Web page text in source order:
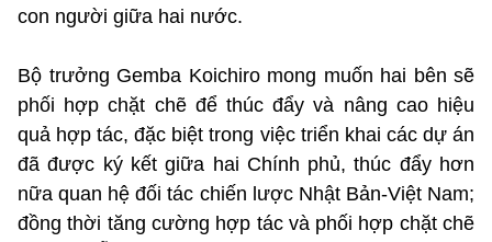
con người giữa hai nước.
Bộ trưởng Gemba Koichiro mong muốn hai bên sẽ
phối hợp chặt chẽ để thúc đẩy và nâng cao hiệu
quả hợp tác, đặc biệt trong việc triển khai các dự án
đã được ký kết giữa hai Chính phủ, thúc đẩy hơn
nữa quan hệ đối tác chiến lược Nhật Bản-Việt Nam;
đồng thời tăng cường hợp tác và phối hợp chặt chẽ